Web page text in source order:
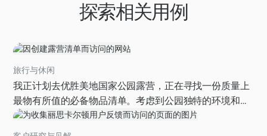
探索相关用例
旅行与休闲
我正计划去优胜美地国家公园露营，正在寻找一份质量上
最物有所值的必备物品清单。考虑到公园独特的环境和法
规，请推荐一份必备物品清单，以获得安全愉快的露营体
验。该清单应包括用于避难、烹饪、衣物和个人卫生的装